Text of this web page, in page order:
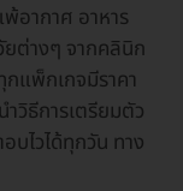
อากาศ อาหาร
ต่างๆ จากคลินิก
กแพ็กเกจมีราคา
วิธีการเตรียมตัว
ไวได้ทุกวัน ทาง